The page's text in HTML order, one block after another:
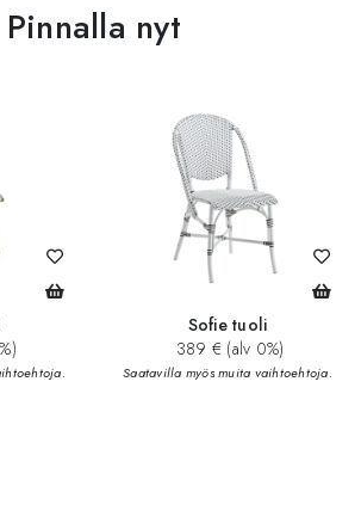
Pinnalla nyt
Sofie tuoli
389 € (alv 0%)
Saatavilla myös muita vaihtoehtoja.